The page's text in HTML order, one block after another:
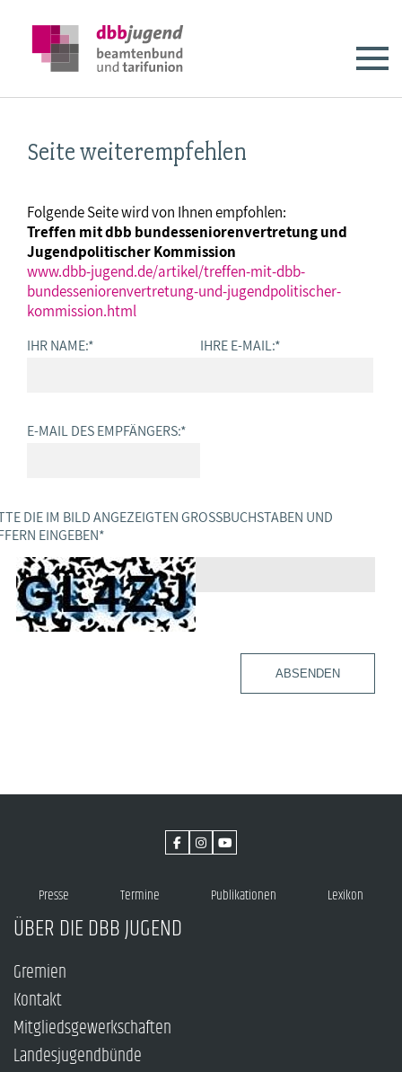
Seite weiterempfehlen
Folgende Seite wird von Ihnen empfohlen:
Treffen mit dbb bundesseniorenvertretung und
Jugendpolitischer Kommission
www.dbb-jugend.de/artikel/treffen-mit-dbb-
bundesseniorenvertretung-und-jugendpolitischer-
kommission.html
IHR NAME:* IHRE E-MAIL:*
E-MAIL DES EMPFÄNGERS:*
DIE IM BILD ANGEZEIGTEN GROSSBUCHSTABEN UND Z
EINGEBEN *
ABSENDEN
Presse Termine Publikationen Lexikon
ÜBER DIE DBB JUGEND
Gremien
Kontakt
Mitgliedsgewerkschaften
Landesjugendbünde